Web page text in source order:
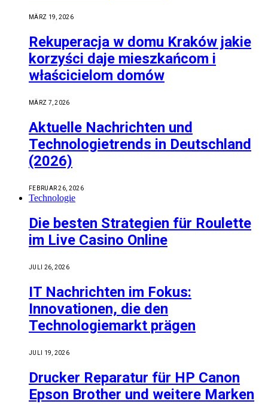
MÄRZ 19, 2026
Rekuperacja w domu Kraków jakie
korzyści daje mieszkańcom i
właścicielom domów
MÄRZ 7, 2026
Aktuelle Nachrichten und
Technologietrends in Deutschland
(2026)
FEBRUAR 26, 2026
Technologie
Die besten Strategien für Roulette
im Live Casino Online
JULI 26, 2026
IT Nachrichten im Fokus:
Innovationen, die den
Technologiemarkt prägen
JULI 19, 2026
Drucker Reparatur für HP Canon
Epson Brother und weitere Marken